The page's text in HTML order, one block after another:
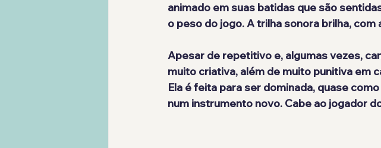
animado em suas batidas que são
o peso do jogo. A trilha sonora brilha,
Apesar de repetitivo e, algumas vezes,
muito criativa, além de muito punitiva em
Ela é feita para ser dominada, quase
num instrumento novo. Cabe ao jogador